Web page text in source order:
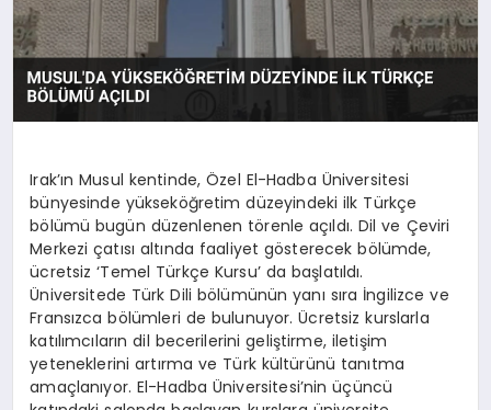
Irak’ın Musul kentinde, Özel El-Hadba Üniversitesi
bünyesinde yükseköğretim düzeyindeki ilk Türkçe
bölümü bugün düzenlenen törenle açıldı. Dil ve Çeviri
Merkezi çatısı altında faaliyet gösterecek bölümde,
ücretsiz ‘Temel Türkçe Kursu’ da başlatıldı.
Üniversitede Türk Dili bölümünün yanı sıra İngilizce ve
Fransızca bölümleri de bulunuyor. Ücretsiz kurslarla
katılımcıların dil becerilerini geliştirme, iletişim
yeteneklerini artırma ve Türk kültürünü tanıtma
amaçlanıyor. El-Hadba Üniversitesi’nin üçüncü